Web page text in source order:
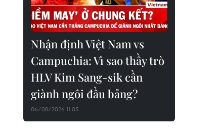
Nhận định Việt Nam vs
Campuchia: Vì sao thầy trò
HLV Kim Sang-sik cần
giành ngôi đầu bảng?
06/08/2026 11:05